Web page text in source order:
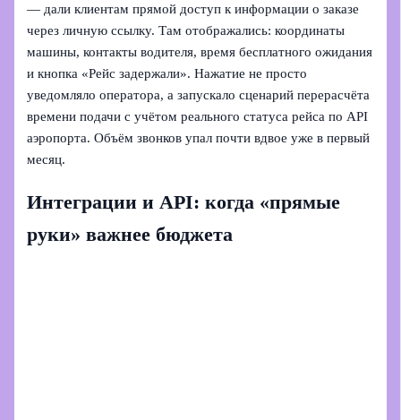
— дали клиентам прямой доступ к информации о заказе
через личную ссылку. Там отображались: координаты
машины, контакты водителя, время бесплатного ожидания
и кнопка «Рейс задержали». Нажатие не просто
уведомляло оператора, а запускало сценарий перерасчёта
времени подачи с учётом реального статуса рейса по API
аэропорта. Объём звонков упал почти вдвое уже в первый
месяц.
Интеграции и API: когда «прямые
руки» важнее бюджета